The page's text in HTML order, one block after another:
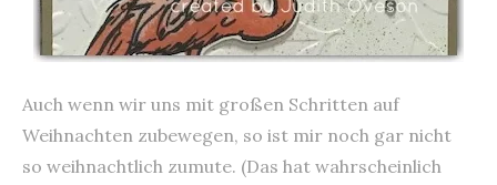
Auch wenn wir uns mit großen Schritten auf
Weihnachten zubewegen, so ist mir noch gar nicht
so weihnachtlich zumute. (Das hat wahrscheinlich